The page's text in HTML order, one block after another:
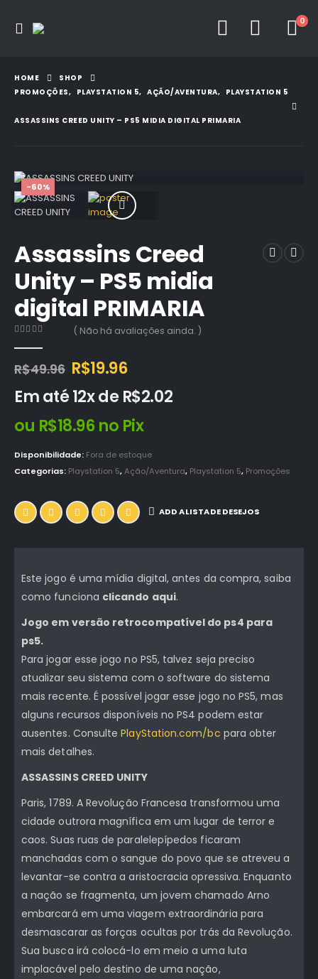
0
HOME
SHOP
PROMOÇÕES, PLAYSTATION 5, AÇÃO/AVENTURA, PLAYSTATION 5
ASSASSINS CREED UNITY – PS5 MIDIA DIGITAL PRIMARIA
-60%
Assassins Creed
Unity – PS5 midia
digital PRIMARIA
( Não há avaliações ainda. )
R$49.96 O
original
era:
R$49.96.
R$19.96O
atual
é:
R$19.96.
Em até 12x deR$2.02
ou R$18.96 no Pix
Disponibilidade: Fora de estoque
Categorias: Playstation 5,Ação/Aventura, Playstation 5, Promoções
ADD A LISTA DE DESEJOS
Este jogo é uma mídia digital, antes da compra, saiba
como funciona clicando aqui.
Jogo em versão retrocompatível do ps4 para
ps5.
Para jogar esse jogo no PS5, talvez seja preciso
atualizar seu sistema com o software do sistema
mais recente. É possível jogar esse jogo no PS5, mas
alguns recursos disponíveis no PS4 podem estar
ausentes. ConsultePlayStation.com/bc para obter
mais detalhes.
ASSASSINS CREED UNITY
Paris, 1789. A Revolução Francesa transformou uma
cidade outrora magnífica em um lugar de terror e
caos. Suas ruas de paralelepípedos ficaram
manchadas com o sangue do povo que se atreveu a
levantar-se contra a aristocracia opressiva. Enquanto
a nação se fragmenta, um jovem chamado Arno
embarcará em uma viagem extraordinária para
desmascarar as forças ocultas por trás da Revolução.
Sua busca irá colocá-lo em meio a uma luta
implacável pelo destino de uma nação,